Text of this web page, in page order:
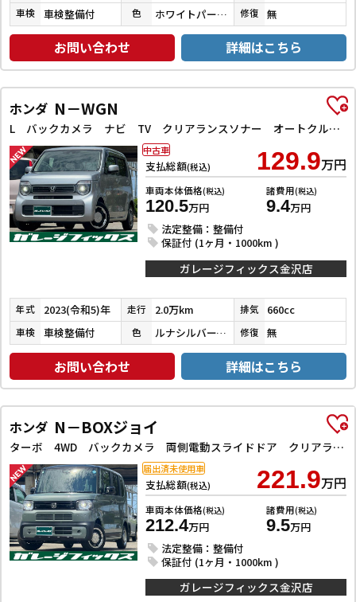
車検 車検整備付 色 ホワイトパール３コートパール 修復 無
お問い合わせ 詳細はこちら
ホンダ N－WGN
L バックカメラ ナビ TV クリアランスソナー オートクルーズコントロール レーンアシスト 衝突被害軽減システム オートライト スマートキー アイドリングストップ 電動格納ミラー シートヒーター
支払総額(税込) 129.9万円
車両本体価格(税込)
120.5万円
諸費用(税込)
9.4万円
法定整備：整備付
保証付 (1ヶ月・1000km )
中古車
ガレージフィックス金沢店
年式 2023(令和5)年 走行 2.0万km 排気 660cc
車検 車検整備付 色 ルナシルバーメタリック 修復 無
お問い合わせ 詳細はこちら
ホンダ N－BOXジョイ
ターボ 4WD バックカメラ 両側電動スライドドア クリアランスソナー オートクルーズコントロール レーンアシスト 衝突被害軽減システム オートライト LEDヘッドランプ スマートキー アイドリングストップ
支払総額(税込) 221.9万円
車両本体価格(税込)
212.4万円
諸費用(税込)
9.5万円
法定整備：整備付
保証付 (1ヶ月・1000km )
届出済未使用車
ガレージフィックス金沢店